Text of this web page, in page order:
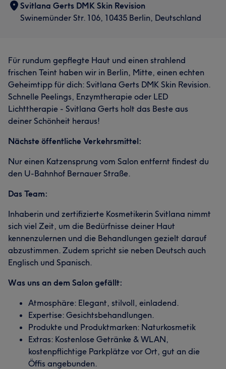
Svitlana Gerts DMK Skin Revision
Swinemünder Str. 106, 10435 Berlin, Deutschland
Für rundum gepflegte Haut und einen strahlend
frischen Teint haben wir in Berlin, Mitte, einen echten
Geheimtipp für dich: Svitlana Gerts DMK Skin Revision.
Schnelle Peelings, Enzymtherapie oder LED
Lichttherapie - Svitlana Gerts holt das Beste aus
deiner Schönheit heraus!
Nächste öffentliche Verkehrsmittel:
Nur einen Katzensprung vom Salon entfernt findest du
den U-Bahnhof Bernauer Straße.
Das Team:
Inhaberin und zertifizierte Kosmetikerin Svitlana nimmt
sich viel Zeit, um die Bedürfnisse deiner Haut
kennenzulernen und die Behandlungen gezielt darauf
abzustimmen. Zudem spricht sie neben Deutsch auch
Englisch und Spanisch.
Was uns an dem Salon gefällt:
Atmosphäre: Elegant, stilvoll, einladend.
Expertise: Gesichtsbehandlungen.
Produkte und Produktmarken: Naturkosmetik
Extras: Kostenlose Getränke & WLAN,
kostenpflichtige Parkplätze vor Ort, gut an die
Öffis angebunden.